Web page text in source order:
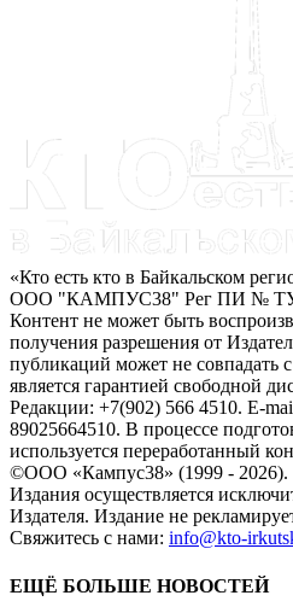
«Кто есть кто в Байкальском
ООО "КАМПУС38" Рег ПИ № ТУ
Контент не может быть
получения разрешения от
публикаций может не совпадать
является гарантией свободной
Редакции: +7(902) 566 4510. E-
89025664510. В процессе
используется переработанный
©ООО «Кампус38» (1999 - 2026).
Издания осуществляется
Издателя. Издание не
Свяжитесь с нами: info@kto-
ЕЩЁ БОЛЬШЕ НОВОСТЕЙ